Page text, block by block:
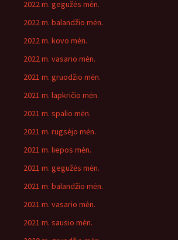
2022 m. gegužės mėn.
2022 m. balandžio mėn.
2022 m. kovo mėn.
2022 m. vasario mėn.
2021 m. gruodžio mėn.
2021 m. lapkričio mėn.
2021 m. spalio mėn.
2021 m. rugsėjo mėn.
2021 m. liepos mėn.
2021 m. gegužės mėn.
2021 m. balandžio mėn.
2021 m. vasario mėn.
2021 m. sausio mėn.